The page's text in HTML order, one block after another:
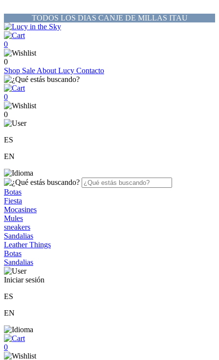
TODOS LOS DIAS CANJE DE MILLAS ITAU
0
0
Shop Sale About Lucy Contacto
0
0
ES
EN
Botas
Fiesta
Mocasines
Mules
sneakers
Sandalias
Leather Things
Botas
Sandalias
Iniciar sesión
ES
EN
0